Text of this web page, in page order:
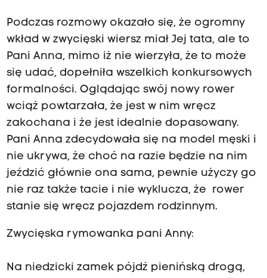
Podczas rozmowy okazało się, że ogromny
wkład w zwycięski wiersz miał Jej tata, ale to
Pani Anna, mimo iż nie wierzyła, że to może
się udać, dopełniła wszelkich konkursowych
formalności. Oglądając swój nowy rower
wciąż powtarzała, że jest w nim wręcz
zakochana i że jest idealnie dopasowany.
Pani Anna zdecydowała się na model męski i
nie ukrywa, że choć na razie będzie na nim
jeździć głównie ona sama, pewnie użyczy go
nie raz także tacie i nie wyklucza, że rower
stanie się wręcz pojazdem rodzinnym.
Zwycięska rymowanka pani Anny:
Na niedzicki zamek pójdź pienińską drogą,